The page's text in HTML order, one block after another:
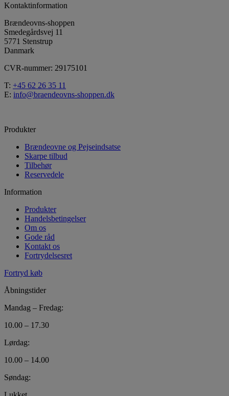
Kontaktinformation
Brændeovns-shoppen
Smedegårdsvej 11
5771 Stenstrup
Danmark
CVR-nummer: 29175101
T: +45 62 26 35 11
E: info@braendeovns-shoppen.dk
Produkter
Brændeovne og Pejseindsatse
Skarpe tilbud
Tilbehør
Reservedele
Information
Produkter
Handelsbetingelser
Om os
Gode råd
Kontakt os
Fortrydelsesret
Fortryd køb
Åbningstider
Mandag – Fredag:
10.00 – 17.30
Lørdag:
10.00 – 14.00
Søndag: